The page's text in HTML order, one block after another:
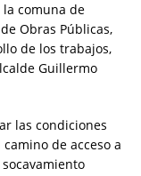
la comuna de
Obras Públicas,
de los trabajos,
Guillermo
las condiciones
de acceso a